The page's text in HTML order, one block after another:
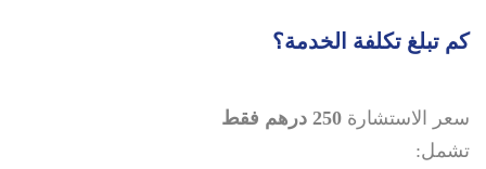
كم تبلغ تكلفة الخدمة؟
سعر الاستشارة 250 درهم فقط
تشمل: